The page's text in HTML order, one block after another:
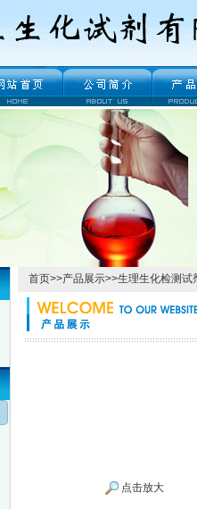
首页>>产品展示>>生理生化检测试
点击放大